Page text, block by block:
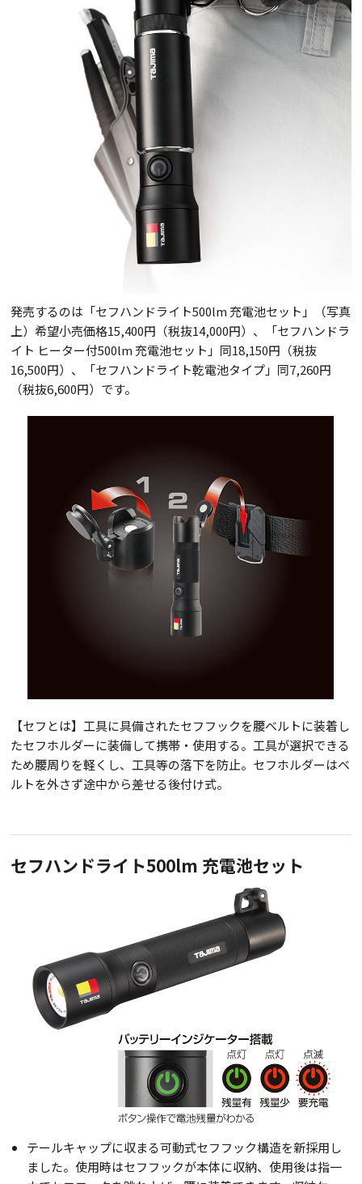
発売するのは「セフハンドライト500lm 充電池セット」（写真
上）希望小売価格15,400円（税抜14,000円）、「セフハンドラ
イト ヒーター付500lm 充電池セット」同18,150円（税抜
16,500円）、「セフハンドライト乾電池タイプ」同7,260円
（税抜6,600円）です。
【セフとは】工具に具備されたセフフックを腰ベルトに装着し
たセフホルダーに装備して携帯・使用する。工具が選択できる
ため腰周りを軽くし、工具等の落下を防止。セフホルダーはベ
ルトを外さず途中から差せる後付け式。
セフハンドライト500lm 充電池セット
テールキャップに収まる可動式セフフック構造を新採用し
ました。使用時はセフフックが本体に収納、使用後は指一